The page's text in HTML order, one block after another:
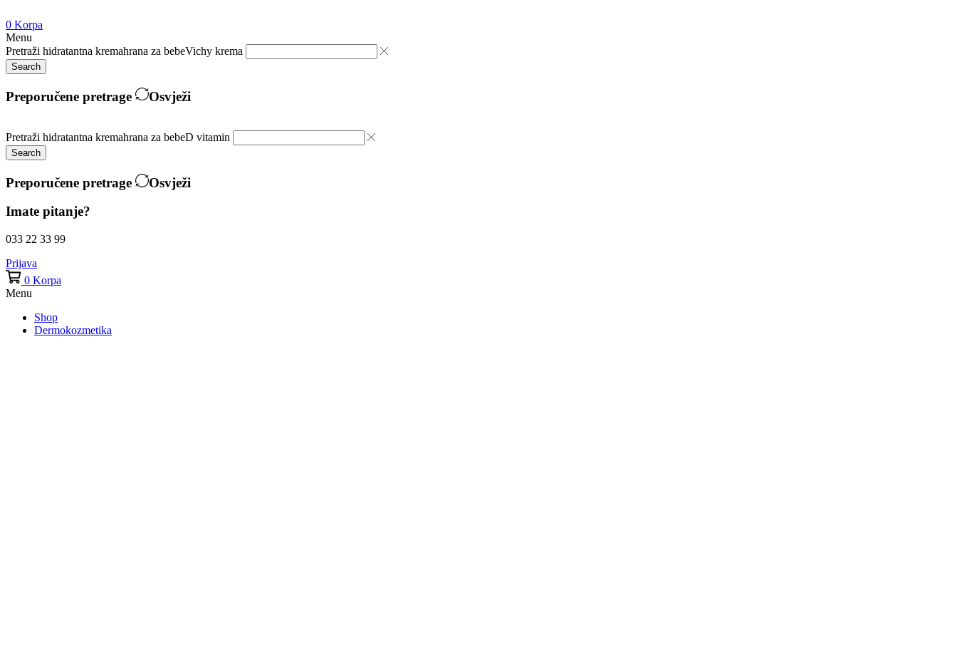
0 Korpa
Menu
Pretraži hidratantna kremahrana za bebeVichy krema
Search
Preporučene pretrage Osvježi
Pretraži hidratantna kremahrana za bebeD vitamin
Search
Preporučene pretrage
Osvježi
Imate pitanje?
033 22 33 99
Prijava
0 Korpa
Menu
Shop
Dermokozmetika